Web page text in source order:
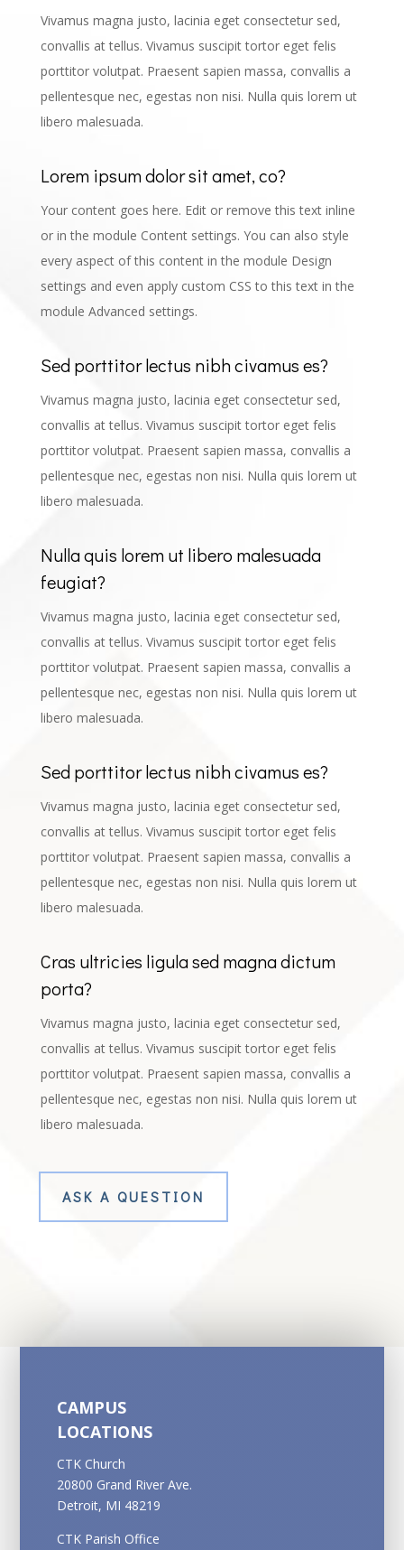
Vivamus magna justo, lacinia eget consectetur sed,
convallis at tellus. Vivamus suscipit tortor eget felis
porttitor volutpat. Praesent sapien massa, convallis a
pellentesque nec, egestas non nisi. Nulla quis lorem ut
libero malesuada.
Lorem ipsum dolor sit amet, co?
Your content goes here. Edit or remove this text inline
or in the module Content settings. You can also style
every aspect of this content in the module Design
settings and even apply custom CSS to this text in the
module Advanced settings.
Sed porttitor lectus nibh civamus es?
Vivamus magna justo, lacinia eget consectetur sed,
convallis at tellus. Vivamus suscipit tortor eget felis
porttitor volutpat. Praesent sapien massa, convallis a
pellentesque nec, egestas non nisi. Nulla quis lorem ut
libero malesuada.
Nulla quis lorem ut libero malesuada
feugiat?
Vivamus magna justo, lacinia eget consectetur sed,
convallis at tellus. Vivamus suscipit tortor eget felis
porttitor volutpat. Praesent sapien massa, convallis a
pellentesque nec, egestas non nisi. Nulla quis lorem ut
libero malesuada.
Sed porttitor lectus nibh civamus es?
Vivamus magna justo, lacinia eget consectetur sed,
convallis at tellus. Vivamus suscipit tortor eget felis
porttitor volutpat. Praesent sapien massa, convallis a
pellentesque nec, egestas non nisi. Nulla quis lorem ut
libero malesuada.
Cras ultricies ligula sed magna dictum
porta?
Vivamus magna justo, lacinia eget consectetur sed,
convallis at tellus. Vivamus suscipit tortor eget felis
porttitor volutpat. Praesent sapien massa, convallis a
pellentesque nec, egestas non nisi. Nulla quis lorem ut
libero malesuada.
ASK A QUESTION
CAMPUS
LOCATIONS
CTK Church
20800 Grand River Ave.
Detroit, MI 48219
CTK Parish Office